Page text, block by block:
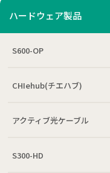
ハードウェア製品
S600-OP
CHIehub(チエハブ)
アクティブ光ケーブル
S300-HD